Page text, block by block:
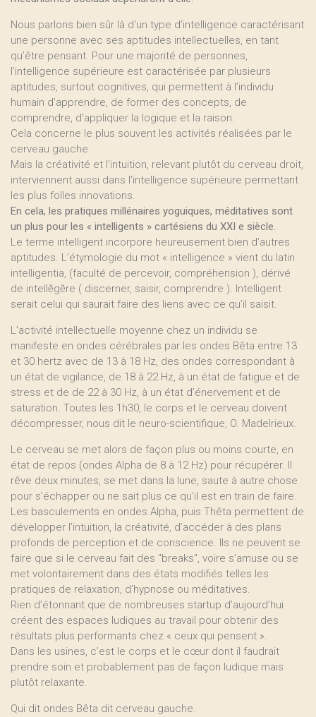
Nous parlons bien sûr là d‘un type d’intelligence caractérisant
une personne avec ses aptitudes intellectuelles, en tant
qu’être pensant. Pour une majorité de personnes,
l’intelligence supérieure est caractérisée par plusieurs
aptitudes, surtout cognitives, qui permettent à l’individu
humain d’apprendre, de former des concepts, de
comprendre, d’appliquer la logique et la raison.
Cela concerne le plus souvent les activités réalisées par le
cerveau gauche.
Mais la créativité et l’intuition, relevant plutôt du cerveau droit,
interviennent aussi dans l’intelligence supérieure permettant
les plus folles innovations.
En cela, les pratiques millénaires yoguiques, méditatives sont
un plus pour les « intelligents » cartésiens du XXI e siècle.
Le terme intelligent incorpore heureusement bien d’autres
aptitudes. L’étymologie du mot « intelligence » vient du latin
intelligentia, (faculté de percevoir, compréhension ), dérivé
de intellĕgĕre ( discerner, saisir, comprendre ). Intelligent
serait celui qui saurait faire des liens avec ce qu’il saisit.
L’activité intellectuelle moyenne chez un individu se
manifeste en ondes cérébrales par les ondes Bêta entre 13
et 30 hertz avec de 13 à 18 Hz, des ondes correspondant à
un état de vigilance, de 18 à 22 Hz, à un état de fatigue et de
stress et de de 22 à 30 Hz, à un état d’énervement et de
saturation. Toutes les 1h30, le corps et le cerveau doivent
décompresser, nous dit le neuro-scientifique, O. Madelrieux.
Le cerveau se met alors de façon plus ou moins courte, en
état de repos (ondes Alpha de 8 à 12 Hz) pour récupérer. Il
rêve deux minutes, se met dans la lune, saute à autre chose
pour s’échapper ou ne sait plus ce qu’il est en train de faire.
Les basculements en ondes Alpha, puis Thêta permettent de
développer l’intuition, la créativité, d’accéder à des plans
profonds de perception et de conscience. Ils ne peuvent se
faire que si le cerveau fait des "breaks", voire s’amuse ou se
met volontairement dans des états modifiés telles les
pratiques de relaxation, d’hypnose ou méditatives.
Rien d’étonnant que de nombreuses startup d’aujourd’hui
créent des espaces ludiques au travail pour obtenir des
résultats plus performants chez « ceux qui pensent ».
Dans les usines, c’est le corps et le cœur dont il faudrait
prendre soin et probablement pas de façon ludique mais
plutôt relaxante.
Qui dit ondes Bêta dit cerveau gauche.